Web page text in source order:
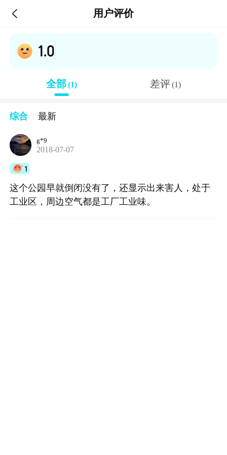
 用户评价
1.0
全部(1) 差评(1)
综合 最新
g*9
2018-07-07
1
这个公园早就倒闭没有了，还显示出来害人，处于
工业区，周边空气都是工厂工业味。